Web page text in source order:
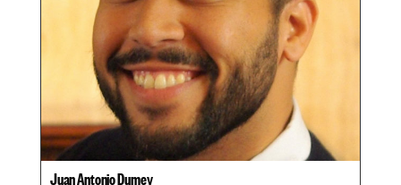
Juan Antonio Dumey